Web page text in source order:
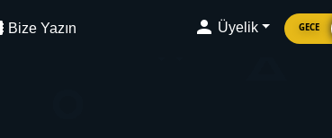
Bize Yazın Üyelik GECE